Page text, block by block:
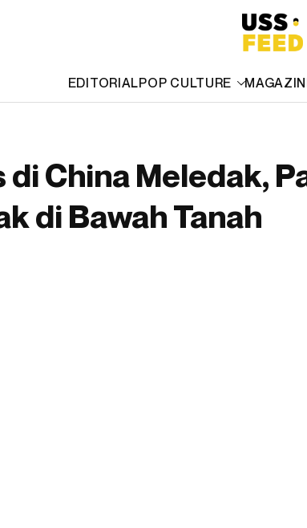
EDITORIALPOP CULTURE
di China Meledak,
di Bawah Tanah